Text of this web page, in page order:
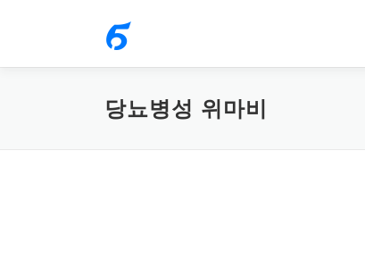
으
당뇨병성 위마비